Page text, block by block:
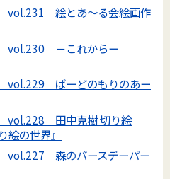
vol.231 絵とあ～る会絵画作
vol.230 －これからー
vol.229 ばーどのもりのあー
vol.228 田中克樹 切り絵
の世界』
vol.227 森のバースデーパー